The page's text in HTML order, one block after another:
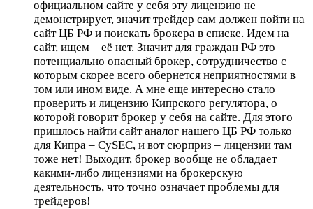
официальном сайте у себя эту лицензию не
демонстрирует, значит трейдер сам должен пойти на
сайт ЦБ РФ и поискать брокера в списке. Идем на
сайт, ищем – её нет. Значит для граждан РФ это
потенциально опасный брокер, сотрудничество с
которым скорее всего обернется неприятностями в
том или ином виде. А мне еще интересно стало
проверить и лицензию Кипрского регулятора, о
которой говорит брокер у себя на сайте. Для этого
пришлось найти сайт аналог нашего ЦБ РФ только
для Кипра – CySEC, и вот сюрприз – лицензии там
тоже нет! Выходит, брокер вообще не обладает
какими-либо лицензиями на брокерскую
деятельность, что точно означает проблемы для
трейдеров!